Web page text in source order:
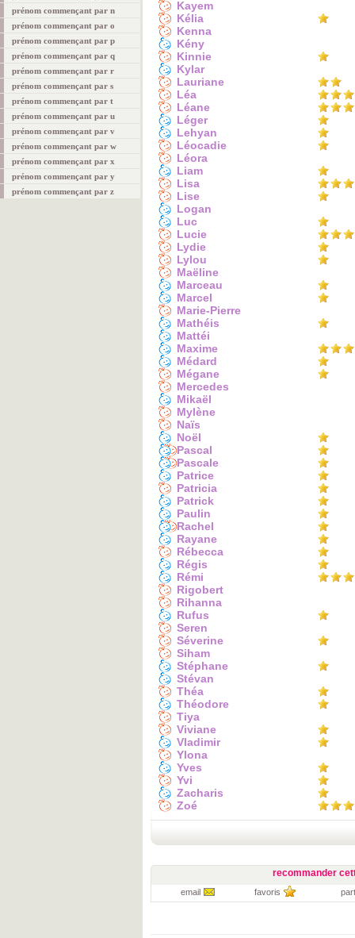
prénom commençant par n
prénom commençant par o
prénom commençant par p
prénom commençant par q
prénom commençant par r
prénom commençant par s
prénom commençant par t
prénom commençant par u
prénom commençant par v
prénom commençant par w
prénom commençant par x
prénom commençant par y
prénom commençant par z
Kayem
Kélia
Kenna
Kény
Kinnie
Kylar
Lauriane
Léa
Léane
Léger
Lehyan
Léocadie
Léora
Liam
Lisa
Lise
Logan
Luc
Lucie
Lydie
Lylou
Maëline
Marceau
Marcel
Marie-Pierre
Mathéis
Mattéi
Maxime
Médard
Mégane
Mercedes
Mikaël
Mylène
Naïs
Noël
Pascal
Pascale
Patrice
Patricia
Patrick
Paulin
Rachel
Rayane
Rébecca
Régis
Rémi
Rigobert
Rihanna
Rufus
Seren
Séverine
Siham
Stéphane
Stévan
Théa
Théodore
Tiya
Viviane
Vladimir
Ylona
Yves
Yvi
Zacharis
Zoé
recommander
email favoris